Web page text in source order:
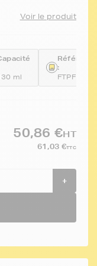
Voir le produit
ml
:
FTPFI102Y
50,86 €HT
61,03 €TTC
+